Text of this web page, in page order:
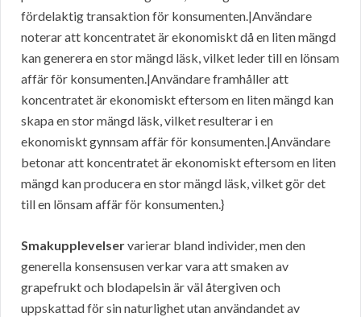
fördelaktig transaktion för konsumenten.|Användare
noterar att koncentratet är ekonomiskt då en liten mängd
kan generera en stor mängd läsk, vilket leder till en lönsam
affär för konsumenten.|Användare framhåller att
koncentratet är ekonomiskt eftersom en liten mängd kan
skapa en stor mängd läsk, vilket resulterar i en
ekonomiskt gynnsam affär för konsumenten.|Användare
betonar att koncentratet är ekonomiskt eftersom en liten
mängd kan producera en stor mängd läsk, vilket gör det
till en lönsam affär för konsumenten.}
Smakupplevelservarierar bland individer, men den
generella konsensusen verkar vara att smaken av
grapefrukt och blodapelsin är väl återgiven och
uppskattad för sin naturlighet utan användandet av